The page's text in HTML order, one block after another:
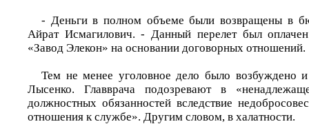
- Деньги в полном объеме были возвращены в
Айрат Исмагилович. - Данный перелет был
«Завод Элекон» на основании договорных отношений.
Тем не менее уголовное дело было возбуждено
Лысенко. Главврача подозревают в
должностных обязанностей вследствие
отношения к службе». Другим словом, в халатности.